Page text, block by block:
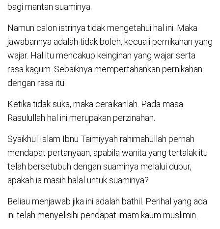
bagi mantan suaminya.
Namun calon istrinya tidak mengetahui hal ini. Maka
jawabannya adalah tidak boleh, kecuali pernikahan yang
wajar. Hal itu mencakup keinginan yang wajar serta
rasa kagum. Sebaiknya mempertahankan pernikahan
dengan rasa itu.
Ketika tidak suka, maka ceraikanlah. Pada masa
Rasulullah hal ini merupakan perzinahan.
Syaikhul Islam Ibnu Taimiyyah rahimahullah pernah
mendapat pertanyaan, apabila wanita yang tertalak itu
telah bersetubuh dengan suaminya melalui dubur,
apakah ia masih halal untuk suaminya?
Beliau menjawab jika ini adalah bathil. Perihal yang ada
ini telah menyelisihi pendapat imam kaum muslimin.